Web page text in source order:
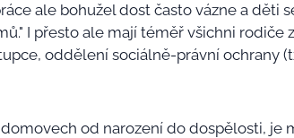
ale bohužel dost často vázne a
I přesto ale mají téměř všichni
oddělení sociálně-právní ochrany
od narození do dospělosti, je